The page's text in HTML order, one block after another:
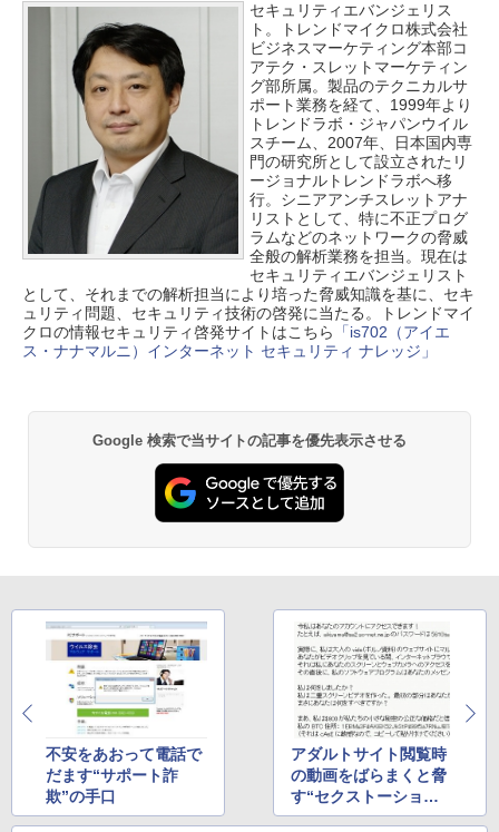
セキュリティエバンジェリス
ト。トレンドマイクロ株式会社
ビジネスマーケティング本部コ
アテク・スレットマーケティン
グ部所属。製品のテクニカルサ
ポート業務を経て、1999年より
トレンドラボ・ジャパンウイル
スチーム、2007年、日本国内専
門の研究所として設立されたリ
ージョナルトレンドラボへ移
行。シニアアンチスレットアナ
リストとして、特に不正プログ
ラムなどのネットワークの脅威
全般の解析業務を担当。現在は
セキュリティエバンジェリスト
として、それまでの解析担当により培った脅威知識を基に、セキ
ュリティ問題、セキュリティ技術の啓発に当たる。トレンドマイ
クロの情報セキュリティ啓発サイトはこちら
「is702（アイエ
ス・ナナマルニ）インターネット セキュリティ ナレッジ」
Google 検索で当サイトの記事を優先表示させる
不安をあおって電話で
だます“サポート詐
欺”の手口
アダルトサイト閲覧時
の動画をばらまくと脅
す“セクストーション
詐欺”